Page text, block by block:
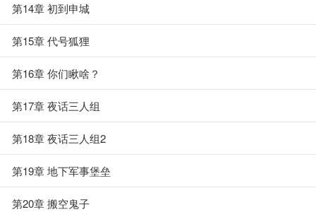
第14章 初到申城
第15章 代号狐狸
第16章 你们瞅啥？
第17章 夜话三人组
第18章 夜话三人组2
第19章 地下军事堡垒
第20章 搬空鬼子